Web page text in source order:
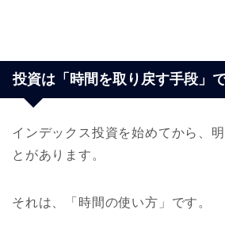
投資は「時間を取り戻す手段」
インデックス投資を始めてから、
とがあります。
それは、「時間の使い方」です。